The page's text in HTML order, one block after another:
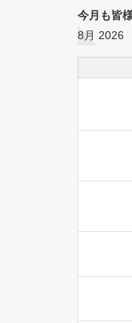
今月も皆
8月 2026